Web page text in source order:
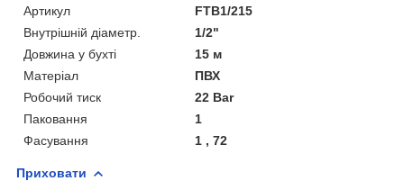
Артикул
FTB1/215
Внутрішній діаметр.
1/2"
Довжина у бухті
15 м
Матеріал
ПВХ
Робочий тиск
22 Bar
Паковання
1
Фасування
1 , 72
Приховати